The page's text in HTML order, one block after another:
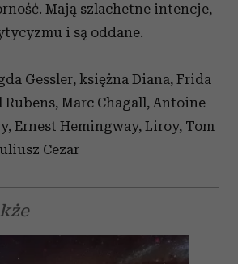
Mają szlachetne intencje,
i są oddane.
Gessler, księżna Diana, Frida
Rubens, Marc Chagall, Antoine
Ernest Hemingway, Liroy, Tom
Cezar